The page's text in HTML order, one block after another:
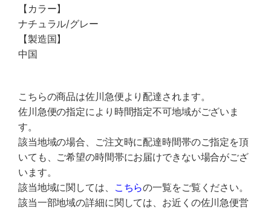
【カラー】
ナチュラル/グレー
【製造国】
中国
こちらの商品は佐川急便より配達されます。
佐川急便の指定により時間指定不可地域がございま
す。
該当地域の場合、ご注文時に配達時間帯のご指定を頂
いても、ご希望の時間帯にお届けできない場合がござ
います。
該当地域に関しては、
こちらの一覧をご覧ください。
該当一部地域の詳細に関しては、お近くの佐川急便営